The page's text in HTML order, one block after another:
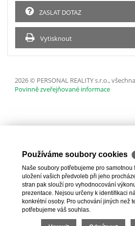
ZASLAT DOTAZ
Vytisknout
2026 © PERSONAL REALITY s.r.o.,
Povinně zveřejňované informace
Používáme soubory cookies
Naše soubory potřebujeme pro samotnou
uložení vašich předvoleb při jeho
stran pak slouží pro vyhodnocování
prezentace. Nejsou určeny k identifikaci
konkrétní osoby. Pro uchování jiných než
potřebujeme váš souhlas.